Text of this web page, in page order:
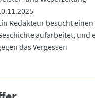
Redakteur besucht
aufarbeitet, und
das Vergessen